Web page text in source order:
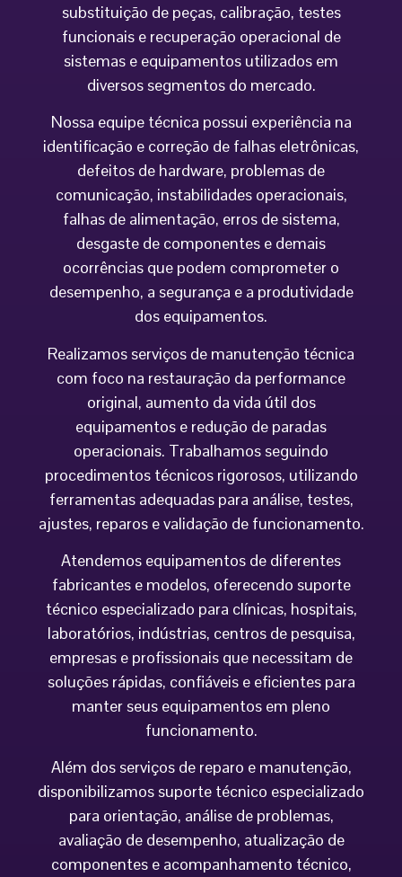
substituição de peças, calibração, testes
funcionais e recuperação operacional de
sistemas e equipamentos utilizados em
diversos segmentos do mercado.
Nossa equipe técnica possui experiência na
identificação e correção de falhas eletrônicas,
defeitos de hardware, problemas de
comunicação, instabilidades operacionais,
falhas de alimentação, erros de sistema,
desgaste de componentes e demais
ocorrências que podem comprometer o
desempenho, a segurança e a produtividade
dos equipamentos.
Realizamos serviços de manutenção técnica
com foco na restauração da performance
original, aumento da vida útil dos
equipamentos e redução de paradas
operacionais. Trabalhamos seguindo
procedimentos técnicos rigorosos, utilizando
ferramentas adequadas para análise, testes,
ajustes, reparos e validação de funcionamento.
Atendemos equipamentos de diferentes
fabricantes e modelos, oferecendo suporte
técnico especializado para clínicas, hospitais,
laboratórios, indústrias, centros de pesquisa,
empresas e profissionais que necessitam de
soluções rápidas, confiáveis e eficientes para
manter seus equipamentos em pleno
funcionamento.
Além dos serviços de reparo e manutenção,
disponibilizamos suporte técnico especializado
para orientação, análise de problemas,
avaliação de desempenho, atualização de
componentes e acompanhamento técnico,